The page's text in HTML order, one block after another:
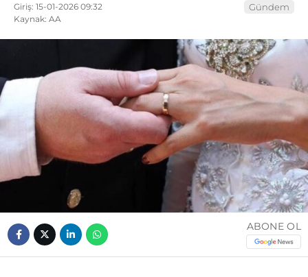
Giriş: 15-01-2026 09:32
Kaynak: AA
Gündem
ABONE OL